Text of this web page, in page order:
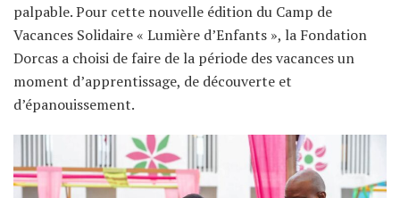
palpable. Pour cette nouvelle édition du Camp de
Vacances Solidaire « Lumière d’Enfants », la Fondation
Dorcas a choisi de faire de la période des vacances un
moment d’apprentissage, de découverte et
d’épanouissement.